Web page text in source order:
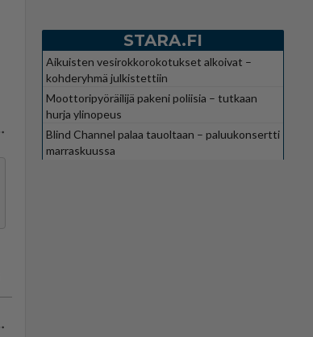
STARA.FI
Aikuisten vesirokkorokotukset alkoivat –
kohderyhmä julkistettiin
Moottoripyöräilijä pakeni poliisia – tutkaan
hurja ylinopeus
Blind Channel palaa tauoltaan – paluukonsertti
marraskuussa